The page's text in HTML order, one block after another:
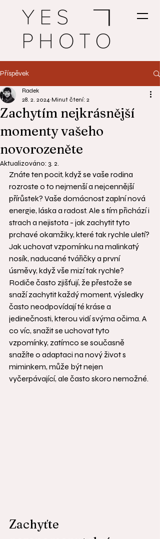
Příspěvek
Zachytím nejkrásnější
momenty vašeho
novorozeněte
Radek
28. 2. 2024 Minut čtení: 2
Aktualizováno: 3. 2.
Znáte ten pocit, když se vaše rodina
rozroste o to nejmenší a nejcennější
přírůstek? Vaše domácnost zaplní nová
energie, láska a radost. Ale s tím přichází i
strach a nejistota - jak zachytit tyto
prchavé okamžiky, které tak rychle uletí?
Jak uchovat vzpomínku na malinkatý
nosík, naducané tvářičky a první
úsměvy, když vše mizí tak rychle?
Rodiče často zjišťují, že přestože se
snaží zachytit každý moment, výsledky
často neodpovídají té kráse a
jedinečnosti, kterou vidí svýma očima. A
co víc, snažit se uchovat tyto
vzpomínky, zatímco se současně
snažíte o adaptaci na nový život s
miminkem, může být nejen
vyčerpávající, ale často skoro nemožné.
Zachyťte